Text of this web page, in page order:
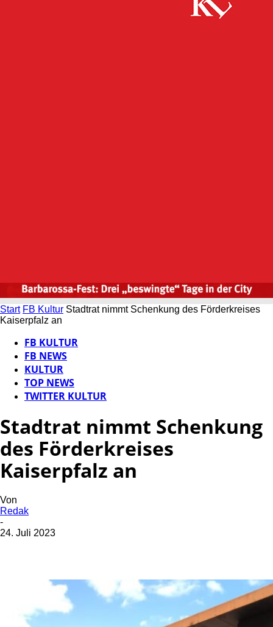
Start FB Kultur Stadtrat nimmt Schenkung des Förderkreises
Kaiserpfalz an
FB KULTUR
FB NEWS
KULTUR
TOP NEWS
TWITTER KULTUR
Stadtrat nimmt Schenkung
des Förderkreises
Kaiserpfalz an
Von
Redak
-
24. Juli 2023